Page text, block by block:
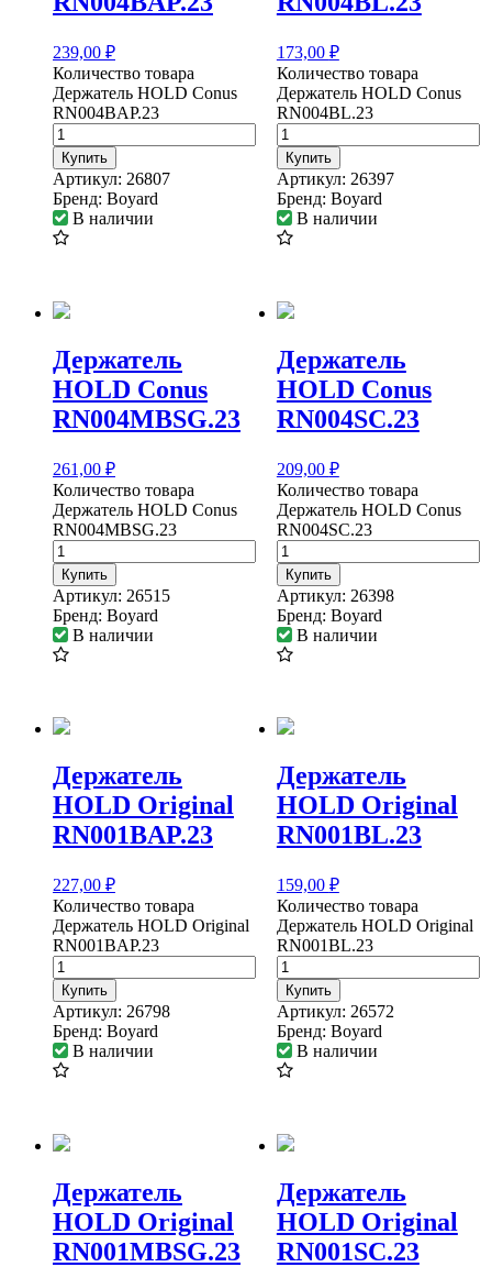
239,00 ₽
Количество товара
Держатель HOLD Conus
RN004BAP.23
Купить
Артикул: 26807
Бренд: Boyard
В наличии
173,00 ₽
Количество товара
Держатель HOLD Conus
RN004BL.23
Купить
Артикул: 26397
Бренд: Boyard
В наличии
Держатель
HOLD Conus
RN004MBSG.23
261,00 ₽
Количество товара
Держатель HOLD Conus
RN004MBSG.23
Купить
Артикул: 26515
Бренд: Boyard
В наличии
Держатель
HOLD Conus
RN004SC.23
209,00 ₽
Количество товара
Держатель HOLD Conus
RN004SC.23
Купить
Артикул: 26398
Бренд: Boyard
В наличии
Держатель
HOLD Original
RN001BAP.23
227,00 ₽
Количество товара
Держатель HOLD Original
RN001BAP.23
Купить
Артикул: 26798
Бренд: Boyard
В наличии
Держатель
HOLD Original
RN001BL.23
159,00 ₽
Количество товара
Держатель HOLD Original
RN001BL.23
Купить
Артикул: 26572
Бренд: Boyard
В наличии
Держатель
HOLD Original
RN001MBSG.23
Держатель
HOLD Original
RN001SC.23